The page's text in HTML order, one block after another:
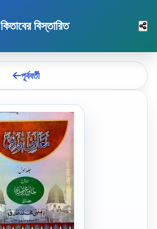
কিতাবের বিস্তারিত
পূর্ববর্তী